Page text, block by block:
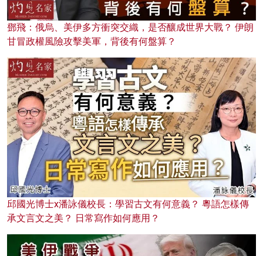
鄧飛：俄烏、美伊多方衝突交織，是否釀成世界大戰？ 伊朗
甘冒政權風險攻擊美軍，背後有何盤算？
邱國光博士x潘詠儀校長：學習古文有何意義？ 粵語怎樣傳
承文言文之美？ 日常寫作如何應用？